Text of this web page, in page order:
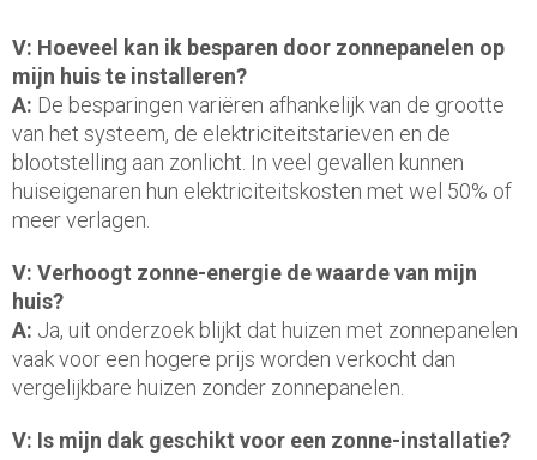
V: Hoeveel kan ik besparen door zonnepanelen op
mijn huis te installeren?
A: De besparingen variëren afhankelijk van de grootte
van het systeem, de elektriciteitstarieven en de
blootstelling aan zonlicht. In veel gevallen kunnen
huiseigenaren hun elektriciteitskosten met wel 50% of
meer verlagen.
V: Verhoogt zonne-energie de waarde van mijn
huis?
A: Ja, uit onderzoek blijkt dat huizen met zonnepanelen
vaak voor een hogere prijs worden verkocht dan
vergelijkbare huizen zonder zonnepanelen.
V: Is mijn dak geschikt voor een zonne-installatie?